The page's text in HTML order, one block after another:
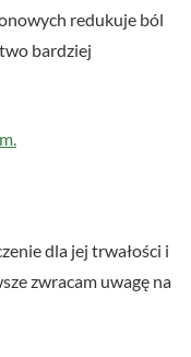
redukuje ból
bardziej
dla jej trwałości i
zwracam uwagę na